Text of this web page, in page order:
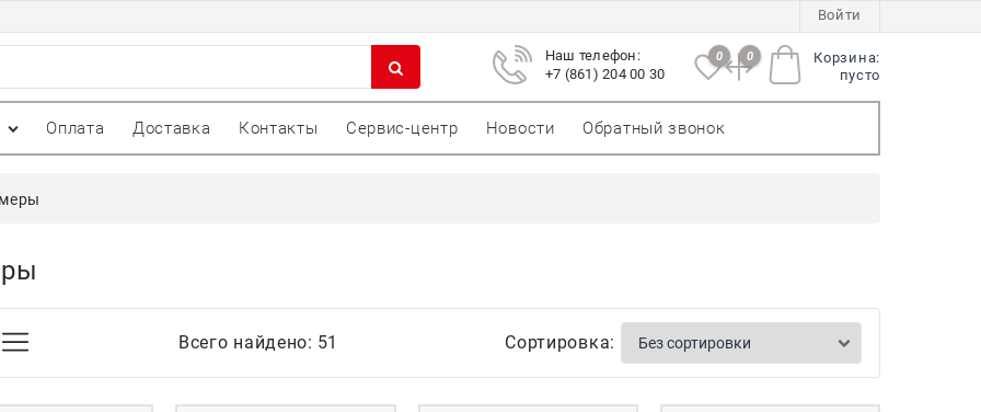
Войти
Корзина:
пусто
0 0
Наш телефон:
+7 (861) 204 00 30
Оплата Доставка Контакты Сервис-центр Новости Обратный звонок
Сортировка:
Всего найдено: 51